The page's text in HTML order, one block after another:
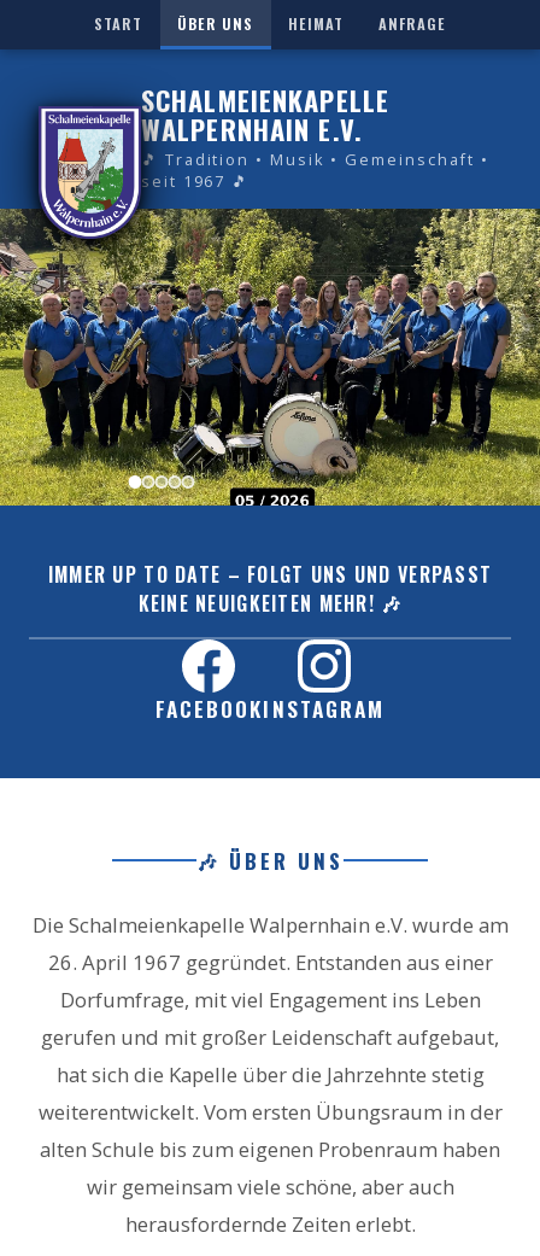
START ÜBER UNS HEIMAT ANFRAGE
SCHALMEIENKAPELLE
WALPERNHAIN E.V.
🎵 Tradition • Musik • Gemeinschaft •
seit 1967 🎵
IMMER UP TO DATE – FOLGT UNS UND VERPASST
KEINE NEUIGKEITEN MEHR! 🎶
FACEBOOKINSTAGRAM
🎶 ÜBER UNS
Die Schalmeienkapelle Walpernhain e.V. wurde am
26. April 1967 gegründet. Entstanden aus einer
Dorfumfrage, mit viel Engagement ins Leben
gerufen und mit großer Leidenschaft aufgebaut,
hat sich die Kapelle über die Jahrzehnte stetig
weiterentwickelt. Vom ersten Übungsraum in der
alten Schule bis zum eigenen Probenraum haben
wir gemeinsam viele schöne, aber auch
herausfordernde Zeiten erlebt.